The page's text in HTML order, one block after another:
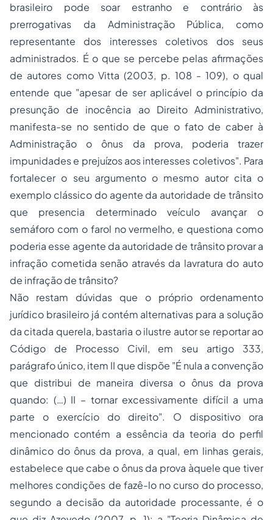
brasileiro pode soar estranho e contrário às
prerrogativas da Administração Pública, como
representante dos interesses coletivos dos seus
administrados. É o que se percebe pelas afirmações
de autores como Vitta (2003, p. 108 - 109), o qual
entende que "apesar de ser aplicável o princípio da
presunção de inocência ao Direito Administrativo,
manifesta-se no sentido de que o fato de caber à
Administração o ônus da prova, poderia trazer
impunidades e prejuízos aos interesses coletivos". Para
fortalecer o seu argumento o mesmo autor cita o
exemplo clássico do agente da autoridade de trânsito
que presencia determinado veículo avançar o
semáforo com o farol no vermelho, e questiona como
poderia esse agente da autoridade de trânsito provar a
infração cometida senão através da lavratura do auto
de infração de trânsito?
Não restam dúvidas que o próprio ordenamento
jurídico brasileiro já contém alternativas para a solução
da citada querela, bastaria o ilustre autor se reportar ao
Código de ProcessoCivil, em seu artigo 333,
parágrafo único, item II que dispõe "É nula a convenção
que distribui de maneira diversa o ônus da prova
quando: (…) II – tornar excessivamente difícil a uma
parte o exercício do direito". O dispositivo ora
mencionado contém a essência da teoria do perfil
dinâmico do ônus da prova, a qual, em linhas gerais,
estabelece que cabe o ônus da prova àquele que tiver
melhores condições de fazê-lo no curso do processo,
segundo a decisão da autoridade processante, é o